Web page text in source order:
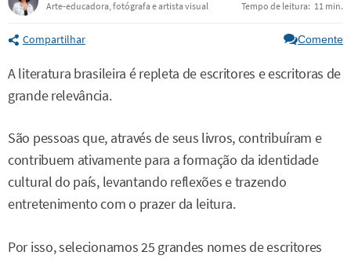
Arte-educadora, fotógrafa e artista visual Tempo de leitura: 11 min.
Compartilhar Comente
A literatura brasileira é repleta de escritores e escritoras de
grande relevância.
São pessoas que, através de seus livros, contribuíram e
contribuem ativamente para a formação da identidade
cultural do país, levantando reflexões e trazendo
entretenimento com o prazer da leitura.
Por isso, selecionamos 25 grandes nomes de escritores